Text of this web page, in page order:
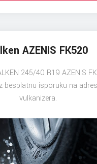
AZENIS FK520
245/40 R19 AZENIS
besplatnu isporuku na
vulkanizera.